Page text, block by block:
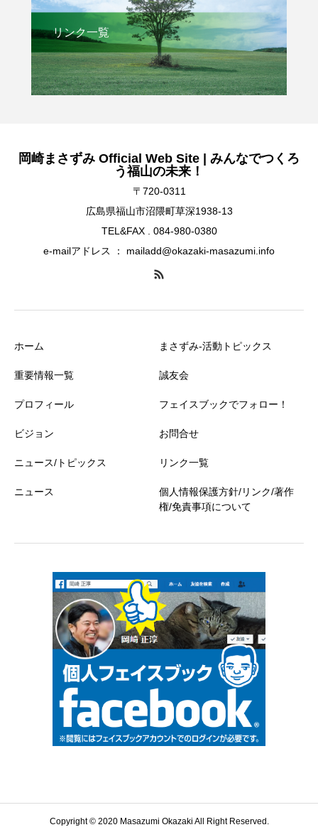
リンク一覧
岡崎まさずみ Official Web Site | みんなでつくろ
う福山の未来！
〒720-0311
広島県福山市沼隈町草深1938-13
TEL&FAX . 084-980-0380
e-mailアドレス ： mailadd@okazaki-masazumi.info
ホーム
重要情報一覧
プロフィール
ビジョン
ニュース/トピックス
ニュース
まさずみ-活動トピックス
誠友会
フェイスブックでフォロー！
お問合せ
リンク一覧
個人情報保護方針/リンク/著作
権/免責事項について
Copyright © 2020 Masazumi Okazaki All Right Reserved.